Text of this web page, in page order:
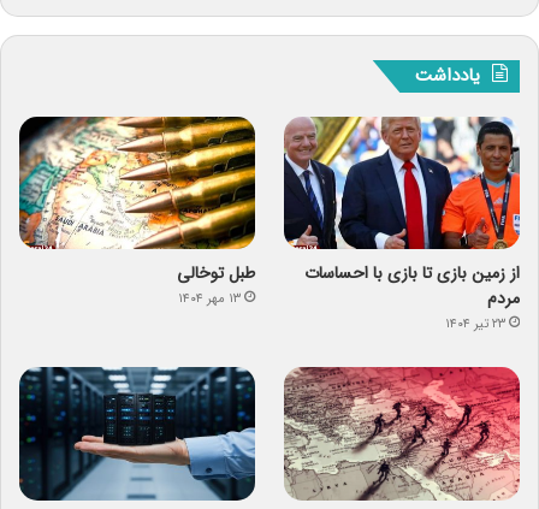
یادداشت
از زمین بازی تا بازی با احساسات
مردم
۲۳ تیر ۱۴۰۴
طبل توخالی
۱۳ مهر ۱۴۰۴